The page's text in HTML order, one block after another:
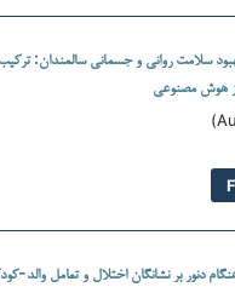
سلامت روانی و جسمانی سالمندان:
هوش مصنوعی
دنور بر نشانگان اختلال و تعامل والد-